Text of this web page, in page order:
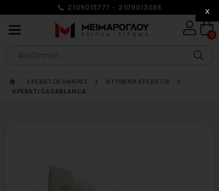
2109015777 2109013088
0
ΚΡΕΒΑΤΟΚΑΜΑΡΕΣ / ΝΤΥΜΕΝΑ ΚΡΕΒΑΤΙΑ
/
ΚΡΕΒΑΤΙ CASABLANCA
x